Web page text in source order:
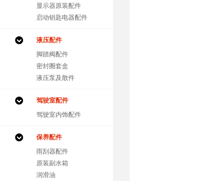
显示器原装配件
启动钥匙电器配件
液压配件
脚踏阀配件
密封圈套盒
液压泵及散件
驾驶室配件
驾驶室内饰配件
保养配件
雨刮器配件
原装副水箱
润滑油